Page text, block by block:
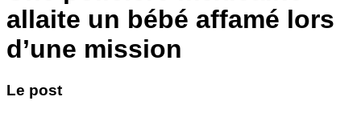
allaite un bébé affamé lors
d’une mission
Le post